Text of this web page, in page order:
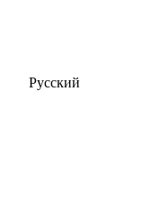
Русский